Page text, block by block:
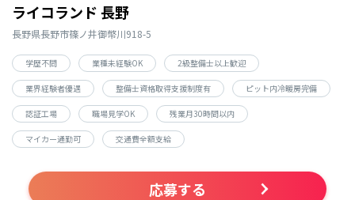
ライコランド 長野
長野県長野市篠ノ井御幣川918-5
学歴不問 業種未経験OK 2級整備士以上歓迎
業界経験者優遇 整備士資格取得支援制度有 ピット内冷暖房完備
認証工場 職場見学OK 残業月30時間以内
マイカー通勤可 交通費全額支給
応募する